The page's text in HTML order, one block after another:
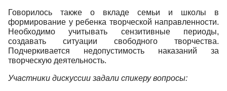
Говорилось также о вкладе семьи и школы в
формирование у ребенка творческой направленности.
Необходимо учитывать сензитивные периоды,
создавать ситуации свободного творчества.
Подчеркивается недопустимость наказаний за
творческую деятельность.
Участники дискуссии задали спикеру вопросы: